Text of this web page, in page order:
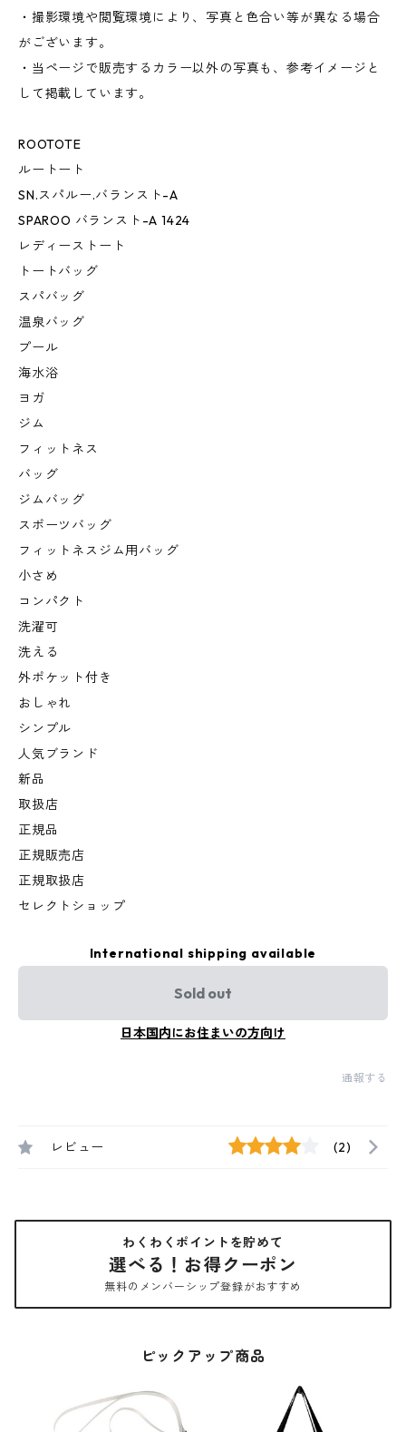
・撮影環境や閲覧環境により、写真と色合い等が異なる場合
がございます。
・当ページで販売するカラー以外の写真も、参考イメージと
して掲載しています。
ROOTOTE
ルートート
SN.スパルー.バランスト-A
SPAROO バランスト-A 1424
レディーストート
トートバッグ
スパバッグ
温泉バッグ
プール
海水浴
ヨガ
ジム
フィットネス
バッグ
ジムバッグ
スポーツバッグ
フィットネスジム用バッグ
小さめ
コンパクト
洗濯可
洗える
外ポケット付き
おしゃれ
シンプル
人気ブランド
新品
取扱店
正規品
正規販売店
正規取扱店
セレクトショップ
International shipping available
Sold out
日本国内にお住まいの方向け
通報する
レビュー (2)
わくわくポイントを貯めて
選べる！お得クーポン
無料のメンバーシップ登録がおすすめ
ピックアップ商品